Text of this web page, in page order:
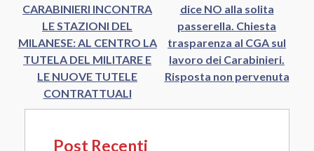
CARABINIERI INCONTRA
LE STAZIONI DEL
MILANESE: AL CENTRO LA
TUTELA DEL MILITARE E
LE NUOVE TUTELE
CONTRATTUALI
dice NO alla solita
passerella. Chiesta
trasparenza al CGA sul
lavoro dei Carabinieri.
Risposta non pervenuta
Post Recenti